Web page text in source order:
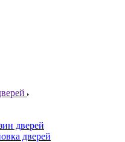
дверей
дверей